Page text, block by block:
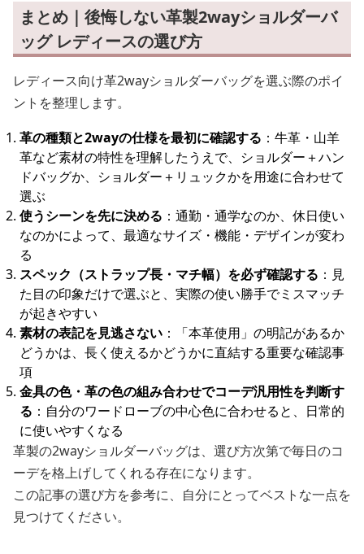
まとめ｜後悔しない革製2wayショルダーバ
ッグ レディースの選び方
レディース向け革2wayショルダーバッグを選ぶ際のポイ
ントを整理します。
革の種類と2wayの仕様を最初に確認する ：牛革・山羊
革など素材の特性を理解したうえで、ショルダー＋ハン
ドバッグか、ショルダー＋リュックかを用途に合わせて
選ぶ
使うシーンを先に決める ：通勤・通学なのか、休日使い
なのかによって、最適なサイズ・機能・デザインが変わ
る
スペック（ストラップ長・マチ幅）を必ず確認する ：見
た目の印象だけで選ぶと、実際の使い勝手でミスマッチ
が起きやすい
素材の表記を見逃さない ：「本革使用」の明記があるか
どうかは、長く使えるかどうかに直結する重要な確認事
項
金具の色・革の色の組み合わせでコーデ汎用性を判断す
る ：自分のワードローブの中心色に合わせると、日常的
に使いやすくなる
革製の2wayショルダーバッグは、選び方次第で毎日のコ
ーデを格上げしてくれる存在になります。
この記事の選び方を参考に、自分にとってベストな一点を
見つけてください。